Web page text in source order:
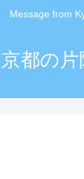
Message from
京都の片